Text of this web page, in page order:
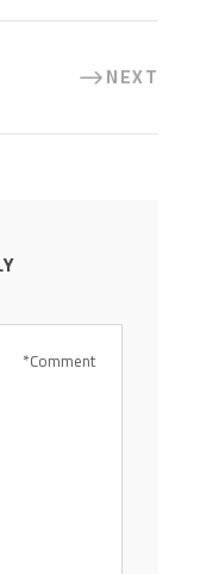
NEXT